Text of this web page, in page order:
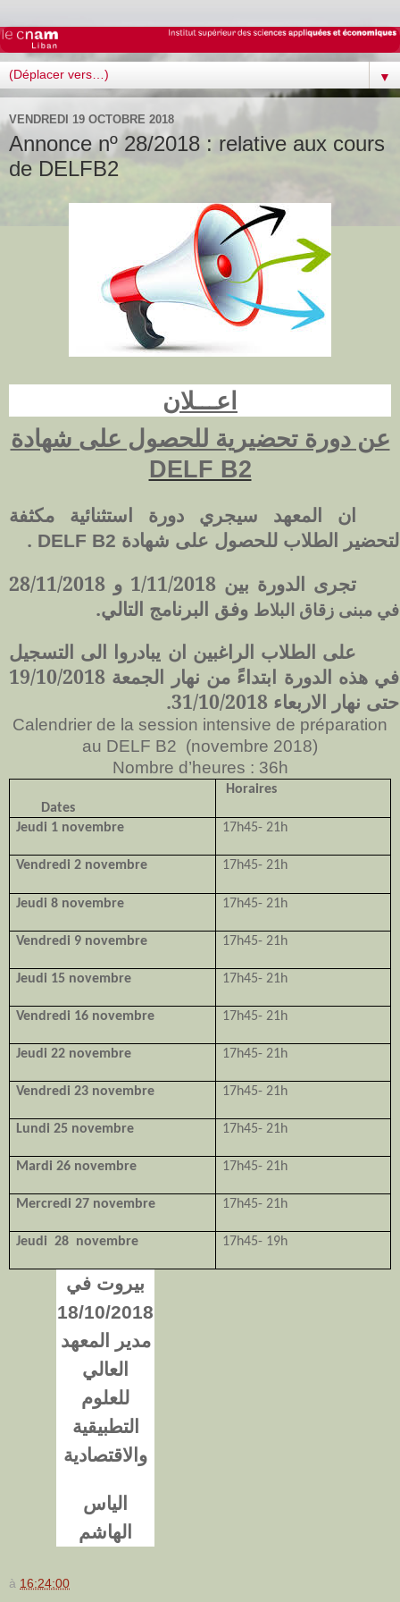
▼
VENDREDI 19 OCTOBRE 2018
Annonce nº 28/2018 : relative aux cours
de DELFB2
اعـــلان
عن دورة تحضيرية للحصول على شهادة
DELF B2
ان المعهد سيجري دورة استثنائية مكثفة
لتحضير الطلاب للحصول على شهادة DELF B2
.
تجرى الدورة بين 1/11/2018 و 28/11/2018
في مبنى زقاق البلاط وفق البرنامج التالي.
على الطلاب الراغبين ان يبادروا الى التسجيل
في هذه الدورة ابتداءً من نهار الجمعة 19/10/2018
حتى نهار الاربعاء 31/10/2018.
Calendrier de la session intensive de préparation
au DELF B2 (novembre 2018)
Nombre d’heures : 36h
Dates
Horaires
Jeudi 1 novembre 17h45- 21h
Vendredi 2 novembre 17h45- 21h
Jeudi 8 novembre 17h45- 21h
Vendredi 9 novembre 17h45- 21h
Jeudi 15 novembre 17h45- 21h
Vendredi 16 novembre 17h45- 21h
Jeudi 22 novembre 17h45- 21h
Vendredi 23 novembre 17h45- 21h
Lundi 25 novembre 17h45- 21h
Mardi 26 novembre 17h45- 21h
Mercredi 27 novembre 17h45- 21h
Jeudi 28 novembre 17h45- 19h
بيروت في
18/10/2018
مدير المعهد
العالي
للعلوم
التطبيقية
والاقتصادية
الياس
الهاشم
à 16:24:00